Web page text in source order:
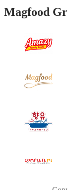
Magfood